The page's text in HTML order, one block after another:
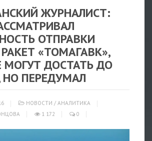
ЖУРНАЛИСТ:
ОТПРАВКИ
«ТОМАГАВК»,
МОГУТ ДОСТАТЬ ДО
ПЕРЕДУМАЛ
НОВОСТИ / АНАЛИТИКА
1 172 0